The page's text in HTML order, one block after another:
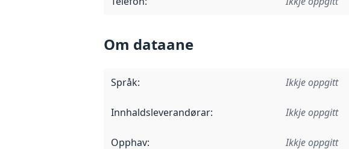
Om dataane
Språk: Ikkje oppgitt
Innhaldsleverandørar: Ikkje oppgitt
Opphav: Ikkje oppgitt